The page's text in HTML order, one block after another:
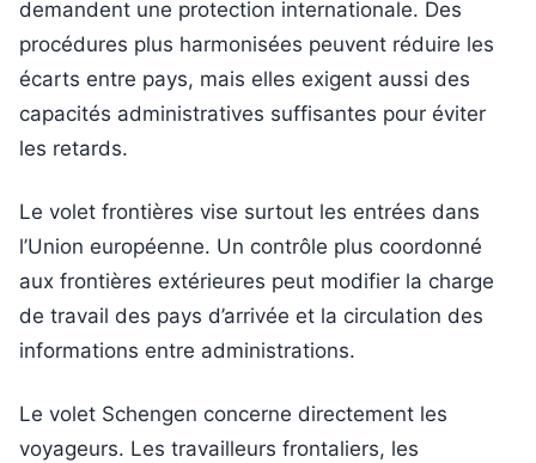
demandent une protection internationale. Des
procédures plus harmonisées peuvent réduire les
écarts entre pays, mais elles exigent aussi des
capacités administratives suffisantes pour éviter
les retards.
Le volet frontières vise surtout les entrées dans
l’Union européenne. Un contrôle plus coordonné
aux frontières extérieures peut modifier la charge
de travail des pays d’arrivée et la circulation des
informations entre administrations.
Le volet Schengen concerne directement les
voyageurs. Les travailleurs frontaliers, les